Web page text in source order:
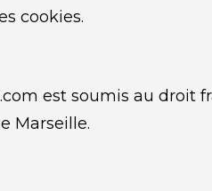
cookies.
est soumis au droit
Marseille.